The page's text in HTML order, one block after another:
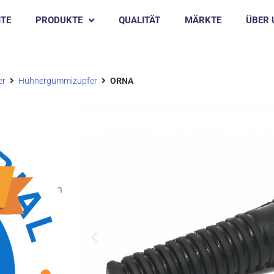
PRODUKTE QUALITÄT MÄRKTE ÜBER
Hühnergummizupfer ORNA
einen sanften
für
seines
eine längere
für